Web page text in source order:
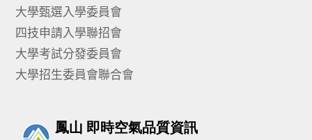
大學甄選入學委員會
四技申請入學聯招會
大學考試分發委員會
大學招生委員會聯合會